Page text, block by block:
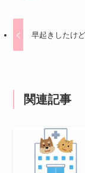
早起きしたけど
関連記事